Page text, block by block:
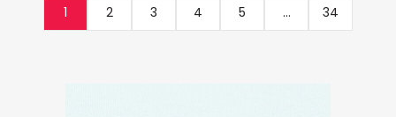
1 2 3 4 5 ... 34